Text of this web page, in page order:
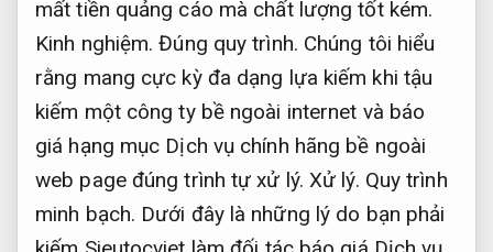
mất tiền quảng cáo mà chất lượng tốt kém.
Kinh nghiệm. Đúng quy trình. Chúng tôi hiểu
rằng mang cực kỳ đa dạng lựa kiếm khi tậu
kiếm một công ty bề ngoài internet và báo
giá hạng mục Dịch vụ chính hãng bề ngoài
web page đúng trình tự xử lý. Xử lý. Quy trình
minh bạch. Dưới đây là những lý do bạn phải